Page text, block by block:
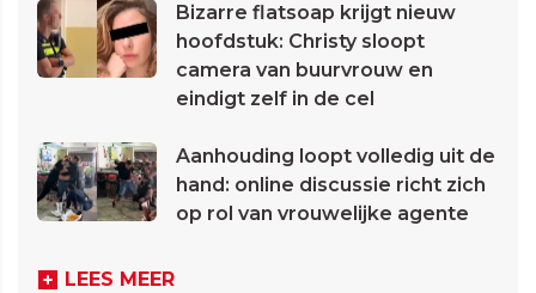
Bizarre flatsoap krijgt nieuw
hoofdstuk: Christy sloopt
camera van buurvrouw en
eindigt zelf in de cel
Aanhouding loopt volledig uit de
hand: online discussie richt zich
op rol van vrouwelijke agente
LEES MEER